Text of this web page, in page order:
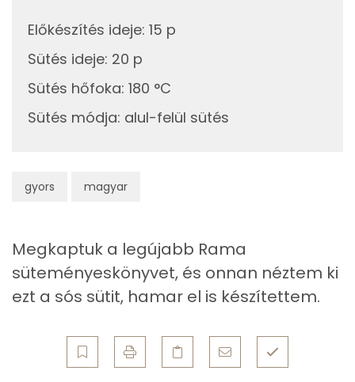
gyors magyar
A tetejére
10gtojásfehérje
25gszezámmag
Niacin - B3 vitamin:
Retinol - A vitamin:
Összesen
Zsír
Összesen
79.6 g
Egyszeresen telítetlen zsírsav:
Előkészítés ideje: 15 p
Sütés ideje: 20 p
Sütés hőfoka: 180 °C
Sütés módja: alul-felül sütés
Megkaptuk a legújabb Rama
süteményeskönyvet, és onnan néztem ki
ezt a sós sütit, hamar el is készítettem.